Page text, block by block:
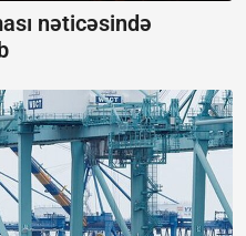
nəticəsində